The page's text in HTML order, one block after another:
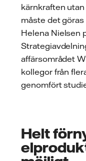
kärnkraften
måste det
Helena Nielsen
affärsområdet
kollegor från
genomfört
Helt